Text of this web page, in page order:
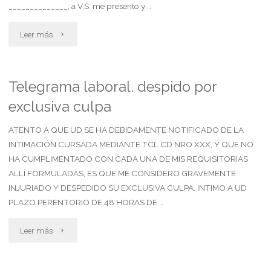
______________, a V.S. me presento y …
Leer más "Demanda
hogar
conyugal.
con
hijo
Telegrama laboral. despido por
exclusiva culpa
ATENTO A QUE UD SE HA DEBIDAMENTE NOTIFICADO DE LA
INTIMACIÓN CURSADA MEDIANTE TCL CD NRO XXX, Y QUE NO
HA CUMPLIMENTADO CON CADA UNA DE MIS REQUISITORIAS
ALLÍ FORMULADAS, ES QUE ME CONSIDERO GRAVEMENTE
INJURIADO Y DESPEDIDO SU EXCLUSIVA CULPA. INTIMO A UD
PLAZO PERENTORIO DE 48 HORAS DE …
Leer más "Telegrama